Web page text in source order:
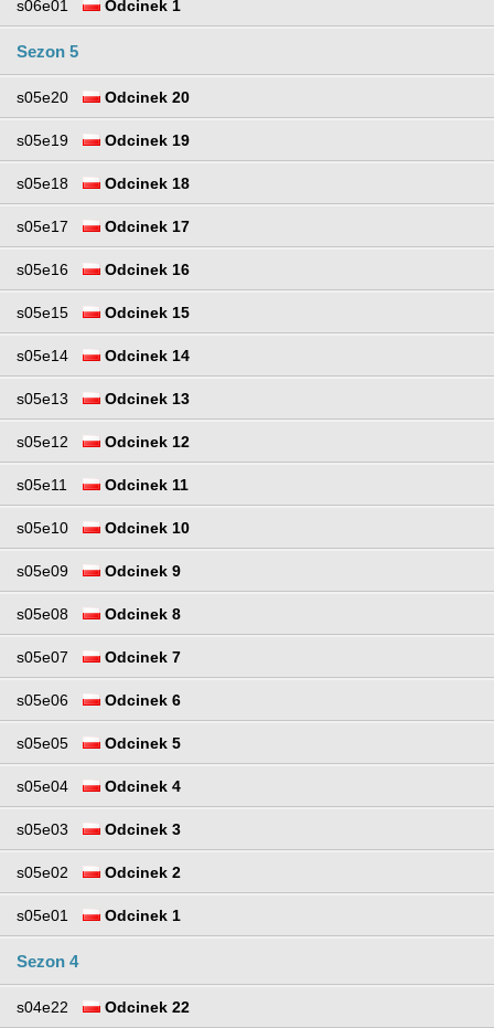
s06e01 Odcinek 1
Sezon 5
s05e20 Odcinek 20
s05e19 Odcinek 19
s05e18 Odcinek 18
s05e17 Odcinek 17
s05e16 Odcinek 16
s05e15 Odcinek 15
s05e14 Odcinek 14
s05e13 Odcinek 13
s05e12 Odcinek 12
s05e11 Odcinek 11
s05e10 Odcinek 10
s05e09 Odcinek 9
s05e08 Odcinek 8
s05e07 Odcinek 7
s05e06 Odcinek 6
s05e05 Odcinek 5
s05e04 Odcinek 4
s05e03 Odcinek 3
s05e02 Odcinek 2
s05e01 Odcinek 1
Sezon 4
s04e22 Odcinek 22